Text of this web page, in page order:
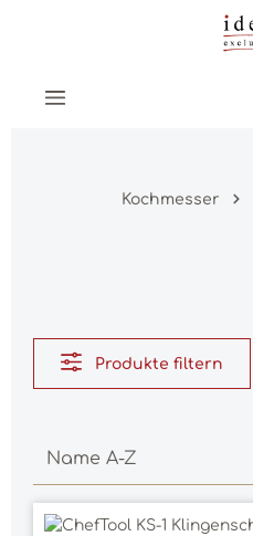
Zum Hauptinhalt springen
Kochmesser
Produkte filtern